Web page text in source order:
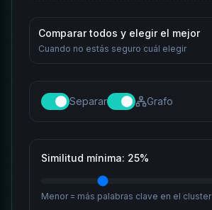
Comparar todos y elegir el mejor
Cuando no estás seguro cuál elegir
Separar Grafo
Similitud mínima: 25%
Menor = más palabras clave en el cluster